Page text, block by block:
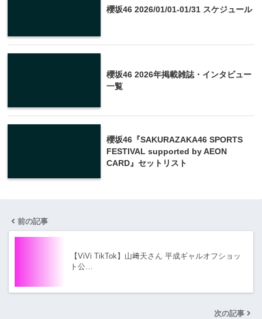
櫻坂46 2026/01/01-01/31 スケジュール
櫻坂46 2026年掲載雑誌・インタビュー
一覧
櫻坂46『SAKURAZAKA46 SPORTS
FESTIVAL supported by AEON
CARD』セットリスト
前の記事
【ViVi TikTok】山﨑天さん 平成ギャルオフショッ
ト公…
次の記事